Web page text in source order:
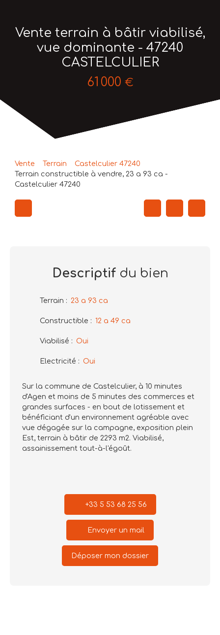
Vente terrain à bâtir viabilisé,
vue dominante - 47240
CASTELCULIER
61 000 €
Vente Terrain
Castelculier 47240
Terrain constructible à vendre, 23 a 93 ca -
Castelculier 47240
Descriptifdu bien
Terrain : 23 a 93 ca
Constructible : 12 a 49 ca
Viabilisé : Oui
Electricité : Oui
Sur la commune de Castelculier, à 10 minutes
d'Agen et moins de 5 minutes des commerces et
grandes surfaces - en bout de lotissement et
bénéficiant d'un environnement agréable avec
vue dégagée sur la campagne, exposition plein
Est, terrain à bâtir de 2293 m2. Viabilisé,
assainissement tout-à-l'égoût.
+33 5 53 68 25 56
Envoyer un mail
Déposer mon dossier